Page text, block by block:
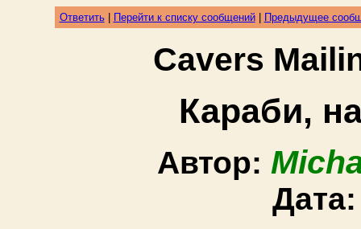
Ответить| Перейти к списку сообщений| Предыдущее
Cavers
Караби,
Автор: